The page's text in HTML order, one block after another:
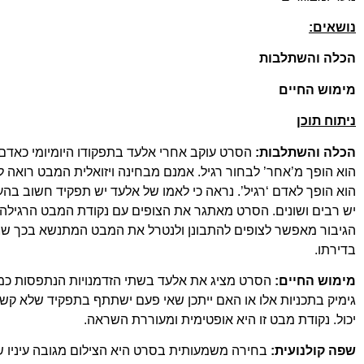
נושאים:
הכלה והשתלבות
מימוש החיים
ניתוח תוכן
הכלה והשתלבות: הסרט עוקב אחרי אלעד בתפקודו היומיומי
הוא הופך מ’אחר’ לבחור רגיל. אמנם מבחינה ויזואלית המבט
הוא הופך לאדם ‘רגיל’. נראה כי לאמו של אלעד יש תפקיד חשוב
יש רבים ושונים. הסרט מאתגר את הצופים עם נקודת המבט
הגיבור מאפשר לצופים להתבונן ולנטרל את המבט המתנשא בכך
בדירתו.
מימוש החיים: הסרט מציג את אלעד בשתי הזדמנויות הנתפסות
גימיק בתכניות אלו או האם ייתכן שאי פעם ישתתף בתפקיד שלא
יכול. נקודת מבט זו היא אופטימית ומעוררת השראה.
שפה קולנועית: בחירה משמעותית בסרט היא הצילום מגובה